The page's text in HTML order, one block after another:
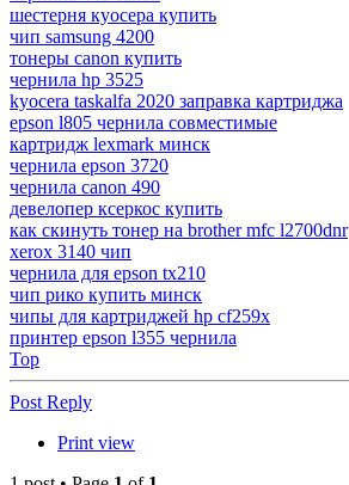
шестерня куосера купить
чип samsung 4200
тонеры canon купить
чернила hp 3525
kyocera taskalfa 2020 заправка картриджа
epson l805 чернила совместимые
картридж lexmark минск
чернила epson 3720
чернила canon 490
девелопер ксеркос купить
как скинуть тонер на brother mfc l2700dnr
xerox 3140 чип
чернила для epson tx210
чип рико купить минск
чипы для картриджей hp cf259x
принтер epson l355 чернила
Top
Post Reply
Print view